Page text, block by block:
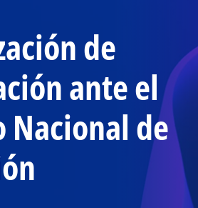
de
ante el
Nacional de